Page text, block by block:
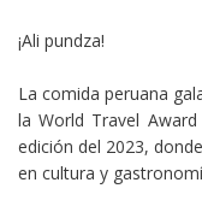
¡Ali pundza!
La comida peruana
la World Travel
edición del 2023,
en cultura y